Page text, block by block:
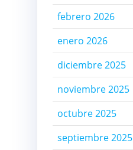
febrero 2026
enero 2026
diciembre 2025
noviembre 2025
octubre 2025
septiembre 2025